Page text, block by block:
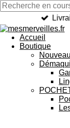
Accueil
Boutique